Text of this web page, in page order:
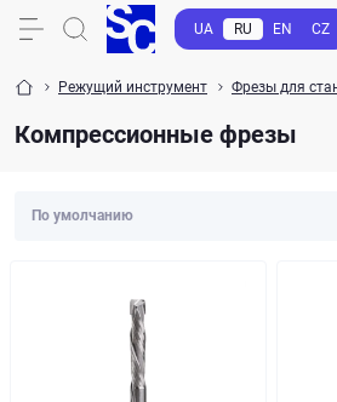
UA RU EN CZ
Режущий инструмент Фрезы для
Компрессионные фрезы